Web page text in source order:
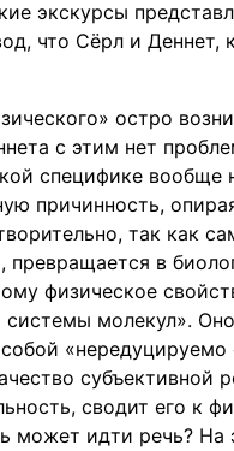
экскурсы
что Сёрл и Деннет,
остро
с этим нет
специфике
причинность,
так как
превращается в
физическое
молекул».
субъективной
сводит его к
может идти речь? На